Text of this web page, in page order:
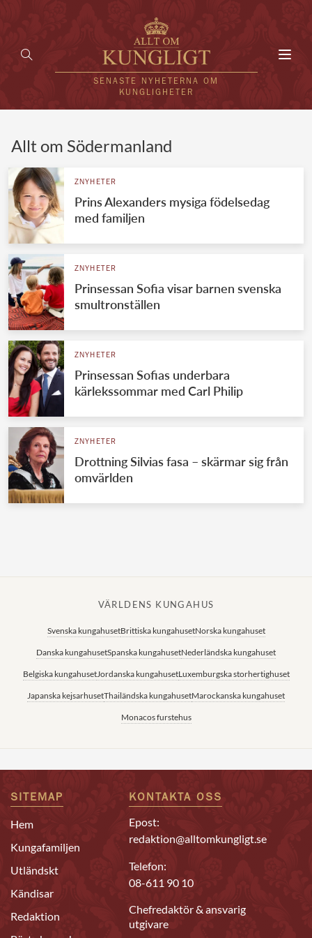
SENASTE NYHETERNA OM
KUNGLIGHETER
UTLÄNDSKT
VÄRLDENS KUNGAHUS
Svenska kungahuset
Brittiska kungahuset
Danska kungahuset
Jordanska kungahuset
Luxemburgska storhertighuset
Japanska kejsarhuset
REDAKTION
Allt om Södermanland
ZNYHETER
Prins Alexanders mysiga födelsedag
med familjen
ZNYHETER
Prinsessan Sofia visar barnen svenska
smultronställen
ZNYHETER
Prinsessan Sofias underbara
kärlekssommar med Carl Philip
ZNYHETER
Drottning Silvias fasa – skärmar sig från
omvärlden
VÄRLDENS KUNGAHUS
Svenska kungahusetBrittiska kungahusetNorska kungahuset
Danska kungahusetSpanska kungahusetNederländska kungahuset
Belgiska kungahusetJordanska kungahusetLuxemburgska storhertighuset
Japanska kejsarhusetThailändska kungahusetMarockanska kungahuset
Monacos furstehus
SITEMAP
Hem
Kungafamiljen
Utländskt
Kändisar
Redaktion
KONTAKTA OSS
Epost:
redaktion@alltomkungligt.se
Telefon:
08-611 90 10
Chefredaktör & ansvarig
utgivare